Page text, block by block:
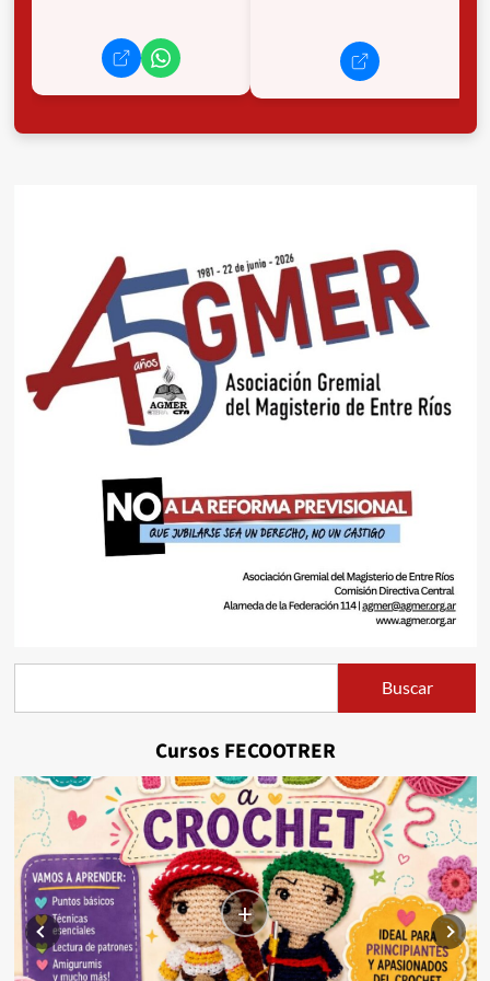
Buscar
Cursos FECOOTRER
+